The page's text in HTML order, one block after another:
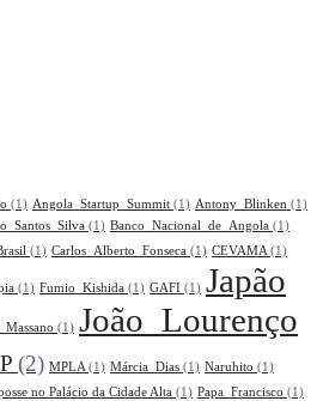
(1) Angola_Startup_Summit (1) Antony_Blinken (1)
(1) Banco_Nacional_de_Angola (1)
(1) Carlos_Alberto_Fonseca (1) CEVAMA (1)
(1) Fumio_Kishida (1) GAFI (1) Japão
(1) João_Lourenço
(2) MPLA (1) Márcia_Dias (1) Naruhito (1)
no Palácio da Cidade Alta (1) Papa_Francisco (1)